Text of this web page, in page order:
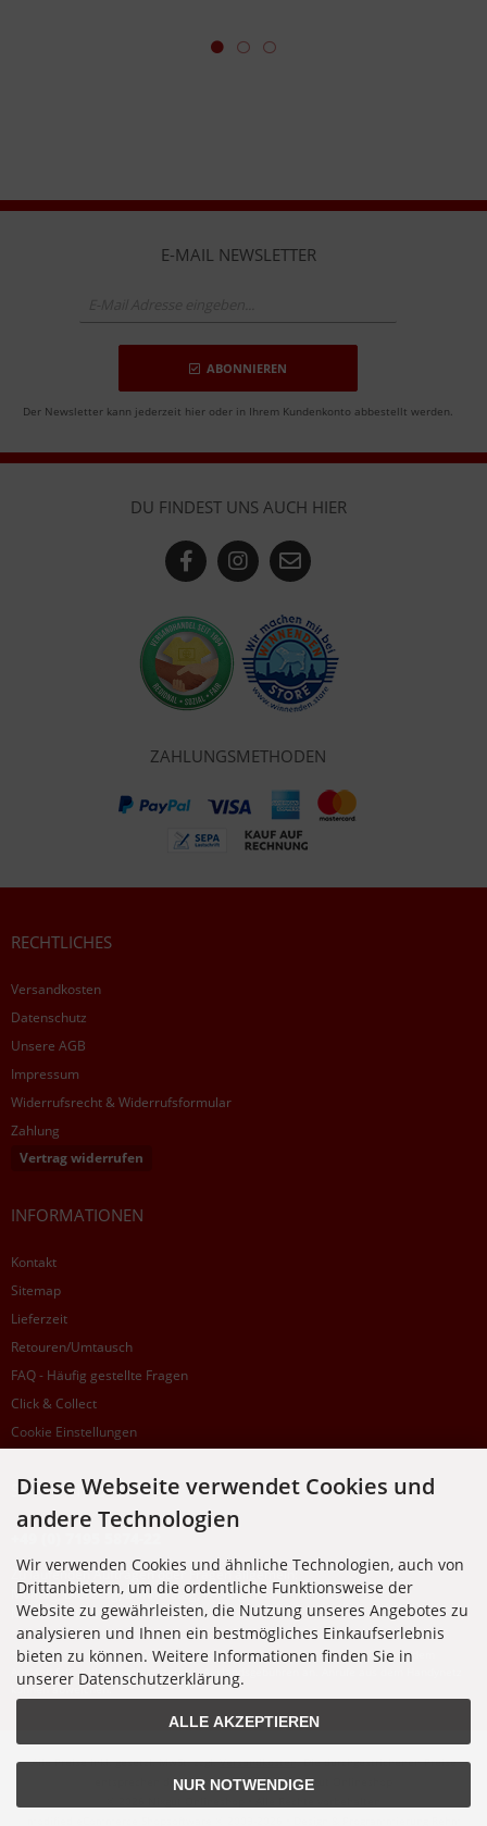
E-MAIL NEWSLETTER
ABONNIEREN
Der Newsletter kann jederzeit hier oder in Ihrem Kundenkonto abbestellt werden.
DU FINDEST UNS AUCH HIER
ZAHLUNGSMETHODEN
RECHTLICHES
Versandkosten
Datenschutz
Unsere AGB
Impressum
Widerrufsrecht & Widerrufsformular
Zahlung
Vertrag widerrufen
INFORMATIONEN
Kontakt
Sitemap
Lieferzeit
Retouren/Umtausch
FAQ - Häufig gestellte Fragen
Click & Collect
Cookie Einstellungen
SUPPORTHOTLINE
Zu laufenden Aufträgen oder Fragen allgemein:
Montag, Dienstag, Donnerstag, Freitag: 10:00 - 16:00 Uhr
Mittwoch: 10:00 - 18:00 Uhr
* Kosten: normaler Ortstarif DE, mit Flatratevertrag natürlich kostenlos. Aus dem
Ausland fallen die jeweils geltenden Auslandsgebühren an. Anrufe aus dem Handynetz
können abweichen.
Alle Preise inkl. gesetzl. MwSt. zzgl.Versandkosten. Die durchgestrichenen Preise
entsprechen dem bisherigen Preis bei Nixgut Onlineshop
Diese Webseite verwendet Cookies und
andere Technologien
Wir verwenden Cookies und ähnliche Technologien, auch von
Drittanbietern, um die ordentliche Funktionsweise der
Website zu gewährleisten, die Nutzung unseres Angebotes zu
analysieren und Ihnen ein bestmögliches Einkaufserlebnis
bieten zu können. Weitere Informationen finden Sie in
unserer Datenschutzerklärung.
ALLE AKZEPTIEREN
NUR NOTWENDIGE